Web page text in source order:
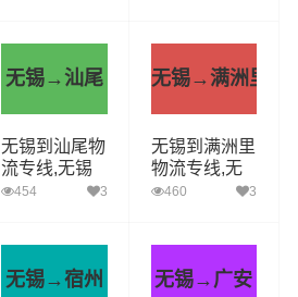
无锡→汕尾
无锡到汕尾物
流专线,无锡
物流公司,汕
454 3
无锡→满洲里
无锡到满洲里
物流专线,无
锡附近物流公
460 3
无锡→宿州 无锡→广安